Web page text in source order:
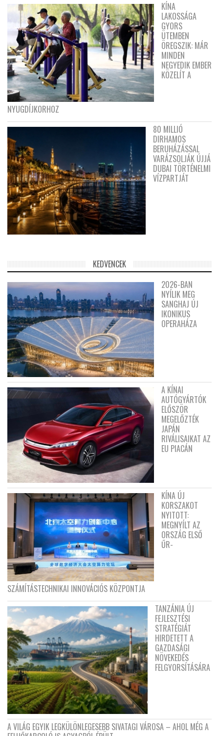
KÍNA
LAKOSSÁGA
GYORS
ÜTEMBEN
ÖREGSZIK: MÁR
MINDEN
NEGYEDIK EMBER
KÖZELÍT A
NYUGDÍJKORHOZ
80 MILLIÓ
DIRHAMOS
BERUHÁZÁSSAL
VARÁZSOLJÁK ÚJJÁ
DUBAI TÖRTÉNELMI
VÍZPARTJÁT
KEDVENCEK
2026-BAN
NYÍLIK MEG
SANGHAJ ÚJ
IKONIKUS
OPERAHÁZA
A KÍNAI
AUTÓGYÁRTÓK
ELŐSZÖR
MEGELŐZTÉK
JAPÁN
RIVÁLISAIKAT AZ
EU PIACÁN
KÍNA ÚJ
KORSZAKOT
NYITOTT:
MEGNYÍLT AZ
ORSZÁG ELSŐ
ŰR-
SZÁMÍTÁSTECHNIKAI INNOVÁCIÓS KÖZPONTJA
TANZÁNIA ÚJ
FEJLESZTÉSI
STRATÉGIÁT
HIRDETETT A
GAZDASÁGI
NÖVEKEDÉS
FELGYORSÍTÁSÁRA
A VILÁG EGYIK LEGKÜLÖNLEGESEBB SIVATAGI VÁROSA – AHOL MÉG A